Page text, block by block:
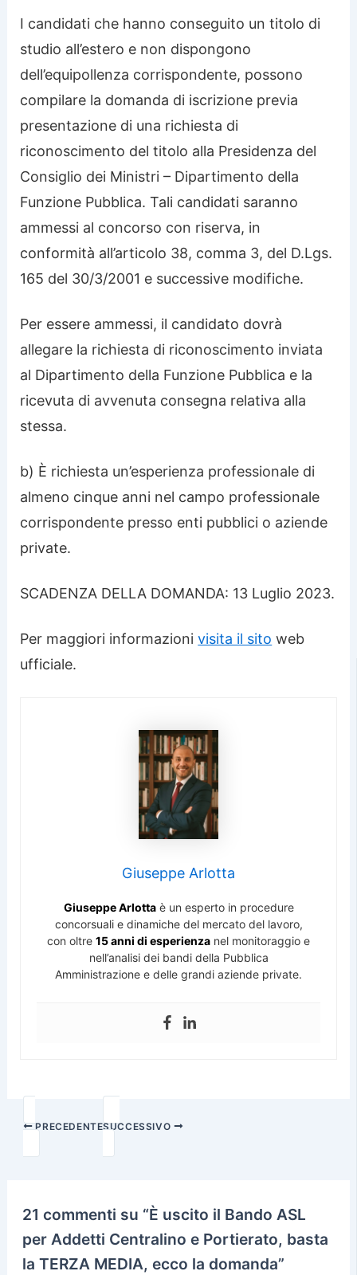
I candidati che hanno conseguito un titolo di
studio all’estero e non dispongono
dell’equipollenza corrispondente, possono
compilare la domanda di iscrizione previa
presentazione di una richiesta di
riconoscimento del titolo alla Presidenza del
Consiglio dei Ministri – Dipartimento della
Funzione Pubblica. Tali candidati saranno
ammessi al concorso con riserva, in
conformità all’articolo 38, comma 3, del D.Lgs.
165 del 30/3/2001 e successive modifiche.
Per essere ammessi, il candidato dovrà
allegare la richiesta di riconoscimento inviata
al Dipartimento della Funzione Pubblica e la
ricevuta di avvenuta consegna relativa alla
stessa.
b) È richiesta un’esperienza professionale di
almeno cinque anni nel campo professionale
corrispondente presso enti pubblici o aziende
private.
SCADENZA DELLA DOMANDA: 13 Luglio 2023.
Per maggiori informazionivisita il sito web
ufficiale.
Giuseppe Arlotta
Giuseppe Arlottaè un esperto in procedure
concorsuali e dinamiche del mercato del lavoro,
con oltre 15 anni di esperienza nel monitoraggio e
nell’analisi dei bandi della Pubblica
Amministrazione e delle grandi aziende private.
PRECEDENTESUCCESSIVO
21 commenti su “È uscito il Bando ASL
per Addetti Centralino e Portierato, basta
la TERZA MEDIA, ecco la domanda”